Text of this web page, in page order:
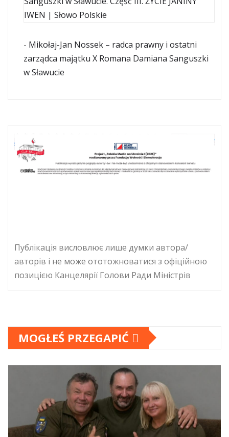
IWEN | Słowo Polskie
- Mikołaj-Jan Nossek – radca prawny i ostatni
zarządca majątku X Romana Damiana Sanguszki
w Sławucie
Публікація висловлює лише думки автора/
авторів і не може ототожноватися з офіційною
позицією Канцелярії Голови Ради Міністрів
MOGŁEŚ PRZEGAPIĆ